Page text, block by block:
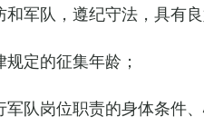
和军队，遵纪守法，具有
规定的征集年龄；
军队岗位职责的身体条件